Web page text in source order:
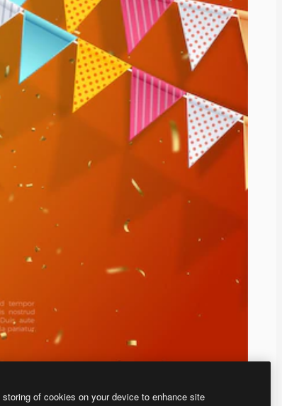
of cookies on your device to enhance site